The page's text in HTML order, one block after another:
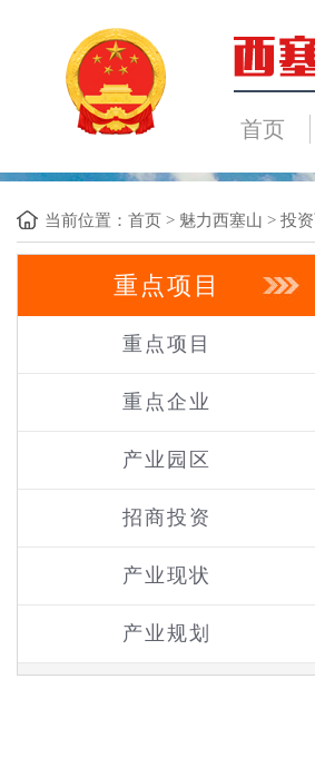
首页
当前位置： 首页 > 魅力西塞山 > 投
重点项目
重点项目
重点企业
产业园区
招商投资
产业现状
产业规划